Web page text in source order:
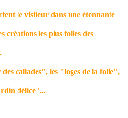
le visiteur dans une étonnante
créations les plus folles des
callades", les "loges de la folie",
délice"...